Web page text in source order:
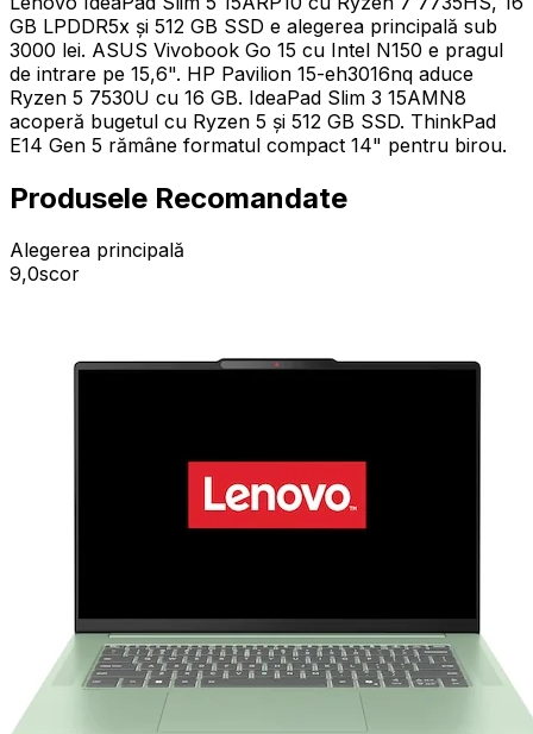
GB LPDDR5x și 512 GB SSD e alegerea principală sub
3000 lei. ASUS Vivobook Go 15 cu Intel N150 e pragul
de intrare pe 15,6". HP Pavilion 15-eh3016nq aduce
Ryzen 5 7530U cu 16 GB. IdeaPad Slim 3 15AMN8
acoperă bugetul cu Ryzen 5 și 512 GB SSD. ThinkPad
E14 Gen 5 rămâne formatul compact 14" pentru birou.
Produsele Recomandate
Alegerea principală
9,0scor